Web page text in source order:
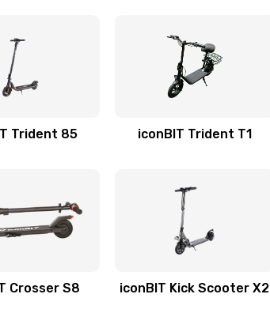
Trident 85 iconBIT Trident T1
Crosser S8 iconBIT Kick Scooter X2